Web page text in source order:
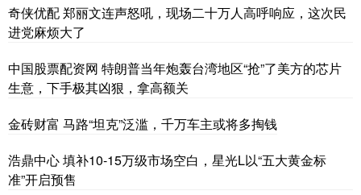
奇侠优配 郑丽文连声怒吼，现场二十万人高呼响应，这次民
进党麻烦大了
中国股票配资网 特朗普当年炮轰台湾地区“抢”了美方的芯片
生意，下手极其凶狠，拿高额关
金砖财富 马路“坦克”泛滥，千万车主或将多掏钱
浩鼎中心 填补10-15万级市场空白，星光L以“五大黄金标
准”开启预售